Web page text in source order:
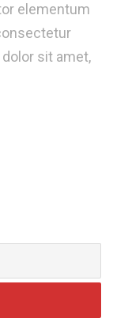
elementum
sit amet,